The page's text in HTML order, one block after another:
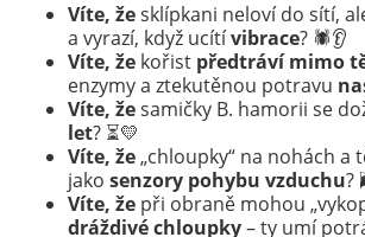
Víte, žesklípkani neloví do sítí,
a vyrazí, když ucítívibrace? 🕷️👂
Víte, žekořist předtráví mimo
enzymy a ztekutěnou potravu
Víte, žesamičky B. hamorii se
let? ⏳💛
Víte, že„chloupky“ na nohách a
jako senzory pohybu vzduchu?
Víte, žepři obraně mohou
dráždivé chloupky– ty umí